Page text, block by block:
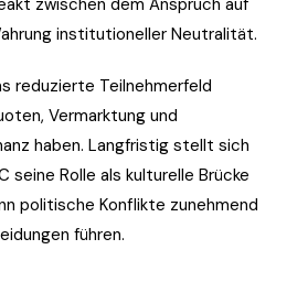
zwischen dem Anspruch auf
institutioneller Neutralität.
reduzierte Teilnehmerfeld
Vermarktung und
haben. Langfristig stellt sich
seine Rolle als kulturelle Brücke
politische Konflikte zunehmend
führen.